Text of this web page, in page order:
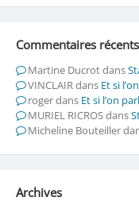
Commentaires récents
Martine Ducrotdans
VINCLAIRdans Et si
rogerdans Et si l’on
MURIEL RICROSdans
Micheline Bouteiller
Archives